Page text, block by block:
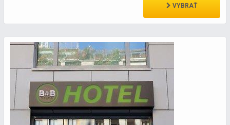
VYBRAŤ